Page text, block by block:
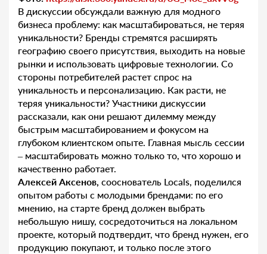
В дискуссии обсуждали важную для модного
бизнеса проблему: как масштабироваться, не теряя
уникальности? Бренды стремятся расширять
географию своего присутствия, выходить на новые
рынки и использовать цифровые технологии. Со
стороны потребителей растет спрос на
уникальность и персонализацию. Как расти, не
теряя уникальности? Участники дискуссии
рассказали, как они решают дилемму между
быстрым масштабированием и фокусом на
глубоком клиентском опыте. Главная мысль сессии
– масштабировать можно только то, что хорошо и
качественно работает.
Алексей Аксенов, сооснователь Locals, поделился
опытом работы с молодыми брендами: по его
мнению, на старте бренд должен выбрать
небольшую нишу, сосредоточиться на локальном
проекте, который подтвердит, что бренд нужен, его
продукцию покупают, и только после этого